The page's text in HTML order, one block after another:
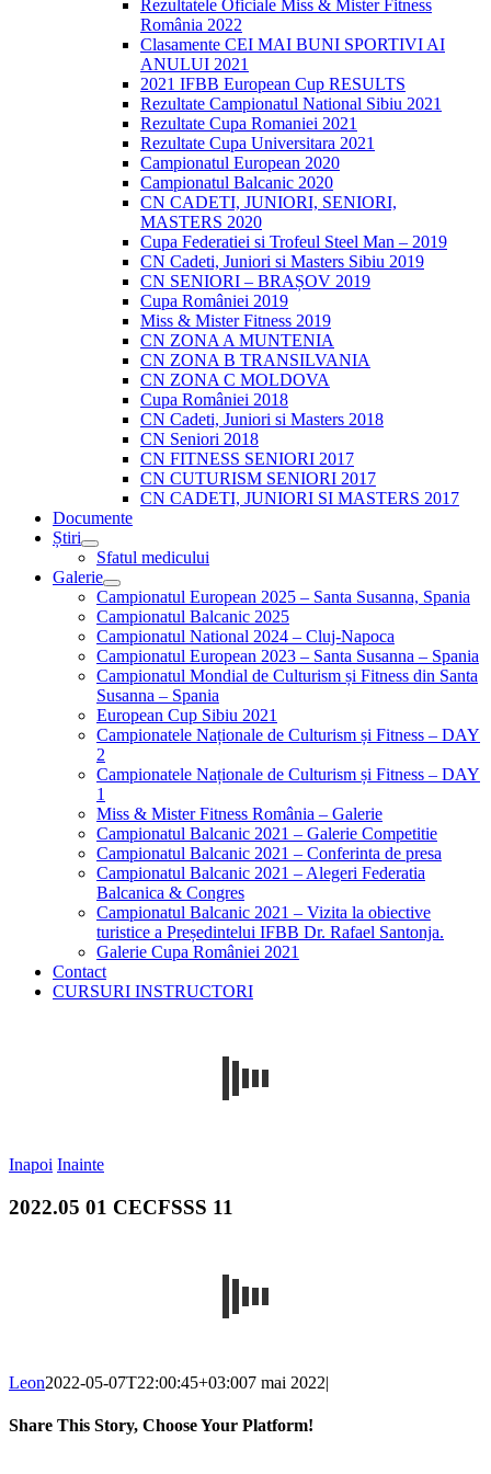
Rezultatele Oficiale Miss & Mister Fitness
România 2022
Clasamente CEI MAI BUNI SPORTIVI AI
ANULUI 2021
2021 IFBB European Cup RESULTS
Rezultate Campionatul National Sibiu 2021
Rezultate Cupa Romaniei 2021
Rezultate Cupa Universitara 2021
Campionatul European 2020
Campionatul Balcanic 2020
CN CADETI, JUNIORI, SENIORI,
MASTERS 2020
Cupa Federatiei si Trofeul Steel Man – 2019
CN Cadeti, Juniori si Masters Sibiu 2019
CN SENIORI – BRAȘOV 2019
Cupa României 2019
Miss & Mister Fitness 2019
CN ZONA A MUNTENIA
CN ZONA B TRANSILVANIA
CN ZONA C MOLDOVA
Cupa României 2018
CN Cadeti, Juniori si Masters 2018
CN Seniori 2018
CN FITNESS SENIORI 2017
CN CUTURISM SENIORI 2017
CN CADETI, JUNIORI SI MASTERS 2017
Documente
Știri
Sfatul medicului
Galerie
Campionatul European 2025 – Santa Susanna, Spania
Campionatul Balcanic 2025
Campionatul National 2024 – Cluj-Napoca
Campionatul European 2023 – Santa Susanna – Spania
Campionatul Mondial de Culturism și Fitness din Santa
Susanna – Spania
European Cup Sibiu 2021
Campionatele Naționale de Culturism și Fitness – DAY
2
Campionatele Naționale de Culturism și Fitness – DAY
1
Miss & Mister Fitness România – Galerie
Campionatul Balcanic 2021 – Galerie Competitie
Campionatul Balcanic 2021 – Conferinta de presa
Campionatul Balcanic 2021 – Alegeri Federatia
Balcanica & Congres
Campionatul Balcanic 2021 – Vizita la obiective
turistice a Președintelui IFBB Dr. Rafael Santonja.
Galerie Cupa României 2021
Contact
CURSURI INSTRUCTORI
Inapoi Inainte
2022.05 01 CECFSSS 11
Leon2022-05-07T22:00:45+03:007 mai 2022|
Share This Story, Choose Your Platform!